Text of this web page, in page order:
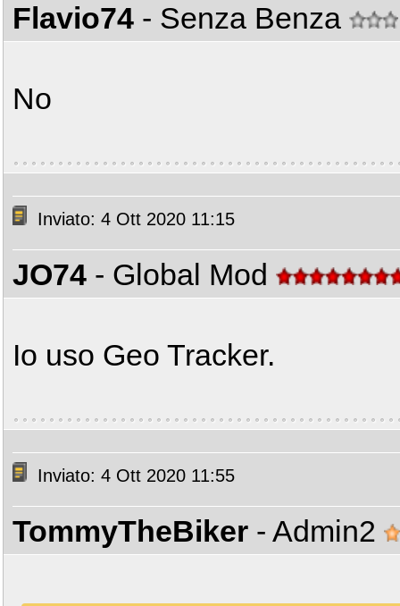
Flavio74 - Senza Benza
No
Inviato: 4 Ott 2020 11:15
JO74 - Global Mod
Io uso Geo Tracker.
Inviato: 4 Ott 2020 11:55
TommyTheBiker - Admin2